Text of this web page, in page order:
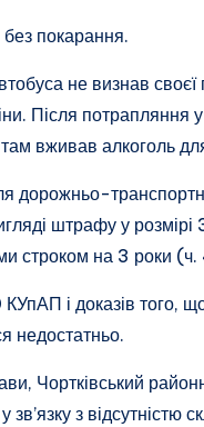
покарання.
не визнав
Після
вживав алкоголь
дорожньо-
штрафу у
строком на 3 роки
і доказів того,
недостатньо.
Чортківський
зв’язку з